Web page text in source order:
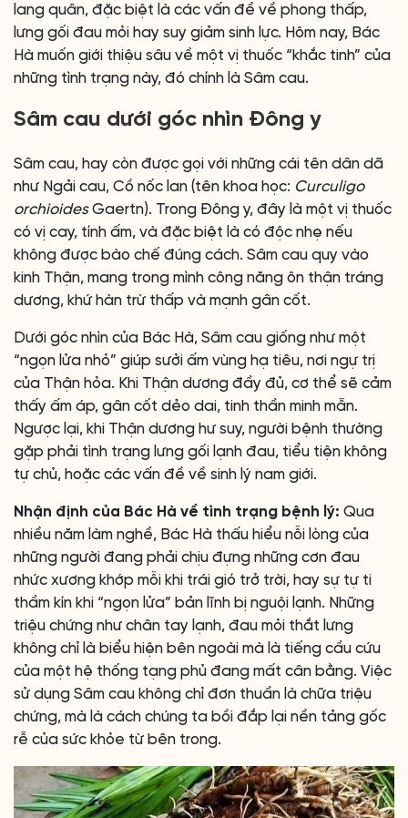
lang quân, đặc biệt là các vấn đề về phong thấp,
lưng gối đau mỏi hay suy giảm sinh lực. Hôm nay, Bác
Hà muốn giới thiệu sâu về một vị thuốc “khắc tinh” của
những tình trạng này, đó chính là Sâm cau.
Sâm cau dưới góc nhìn Đông y
Sâm cau, hay còn được gọi với những cái tên dân dã
như Ngải cau, Cồ nốc lan (tên khoa học: Curculigo
orchioidesGaertn). Trong Đông y, đây là một vị thuốc
có vị cay, tính ấm, và đặc biệt là có độc nhẹ nếu
không được bào chế đúng cách. Sâm cau quy vào
kinh Thận, mang trong mình công năng ôn thận tráng
dương, khứ hàn trừ thấp và mạnh gân cốt.
Dưới góc nhìn của Bác Hà, Sâm cau giống như một
“ngọn lửa nhỏ” giúp sưởi ấm vùng hạ tiêu, nơi ngự trị
của Thận hỏa. Khi Thận dương đầy đủ, cơ thể sẽ cảm
thấy ấm áp, gân cốt dẻo dai, tinh thần minh mẫn.
Ngược lại, khi Thận dương hư suy, người bệnh thường
gặp phải tình trạng lưng gối lạnh đau, tiểu tiện không
tự chủ, hoặc các vấn đề về sinh lý nam giới.
Nhận định của Bác Hà về tình trạng bệnh lý: Qua
nhiều năm làm nghề, Bác Hà thấu hiểu nỗi lòng của
những người đang phải chịu đựng những cơn đau
nhức xương khớp mỗi khi trái gió trở trời, hay sự tự ti
thầm kín khi “ngọn lửa” bản lĩnh bị nguội lạnh. Những
triệu chứng như chân tay lạnh, đau mỏi thắt lưng
không chỉ là biểu hiện bên ngoài mà là tiếng cầu cứu
của một hệ thống tạng phủ đang mất cân bằng. Việc
sử dụng Sâm cau không chỉ đơn thuần là chữa triệu
chứng, mà là cách chúng ta bồi đắp lại nền tảng gốc
rễ của sức khỏe từ bên trong.